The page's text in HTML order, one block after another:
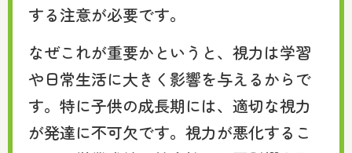
する注意が必要です。
なぜこれが重要かというと、視力は学習
や日常生活に大きく影響を与えるからで
す。特に子供の成長期には、適切な視力
が発達に不可欠です。視力が悪化するこ